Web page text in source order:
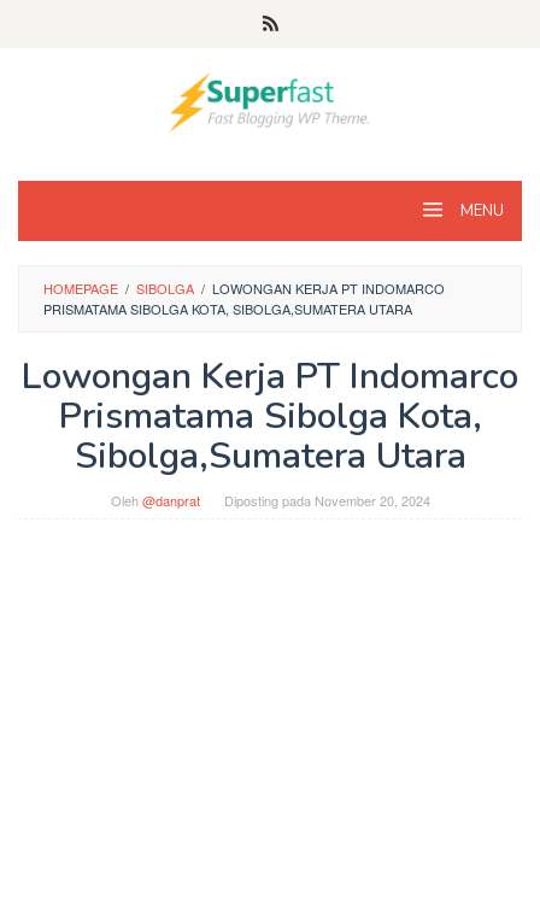
MENU
HOMEPAGE / SIBOLGA / LOWONGAN KERJA PT INDOMARCO
PRISMATAMA SIBOLGA KOTA, SIBOLGA,SUMATERA UTARA
Lowongan Kerja PT Indomarco
Prismatama Sibolga Kota,
Sibolga,Sumatera Utara
Oleh@danprat Diposting pada November 20, 2024